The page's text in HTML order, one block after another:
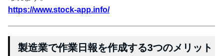
https://www.stock-app.info/
製造業で作業日報を作成する3つのメリット